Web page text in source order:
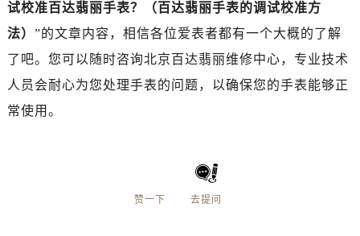
试校准百达翡丽手表？（百达翡丽手表的调试校准方
法） ”的文章内容，相信各位爱表者都有一个大概的了解
了吧。您可以随时咨询北京百达翡丽维修中心，专业技术
人员会耐心为您处理手表的问题，以确保您的手表能够正
常使用。
赞一下 去提问